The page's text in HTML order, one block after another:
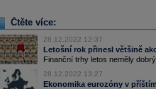
Čtěte více:
28.12.2022 12:37
Letošní rok přinesl většině
Finanční trhy letos neměly
28.12.2022 13:27
Ekonomika eurozóny v